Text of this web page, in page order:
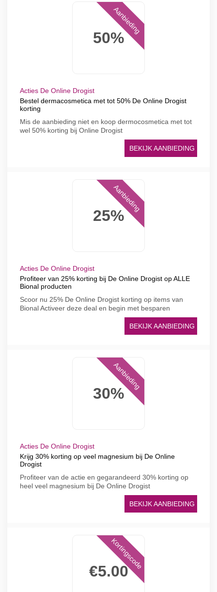
50%
Aanbieding
Acties De Online Drogist
Bestel dermacosmetica met tot 50% De Online Drogist
korting
Mis de aanbieding niet en koop dermocosmetica met tot
wel 50% korting bij Online Drogist
BEKIJK AANBIEDING
25%
Aanbieding
Acties De Online Drogist
Profiteer van 25% korting bij De Online Drogist op ALLE
Bional producten
Scoor nu 25% De Online Drogist korting op items van
Bional Activeer deze deal en begin met besparen
BEKIJK AANBIEDING
30%
Aanbieding
Acties De Online Drogist
Krijg 30% korting op veel magnesium bij De Online
Drogist
Profiteer van de actie en gegarandeerd 30% korting op
heel veel magnesium bij De Online Drogist
BEKIJK AANBIEDING
€5.00
Kortingscode